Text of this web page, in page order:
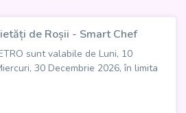
de Roșii - Smart Chef
sunt valabile de Luni, 10
30 Decembrie 2026, în limita
de Roșii | Smart Chef